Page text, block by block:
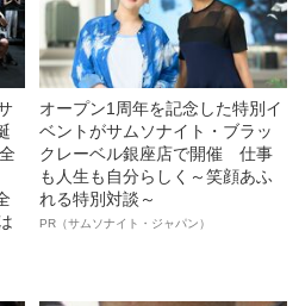
オープン1周年を記念した特別イ
ベントがサムソナイト・ブラッ
クレーベル銀座店で開催 仕事
も人生も自分らしく～笑顔あふ
れる特別対談～
PR（サムソナイト・ジャパン）